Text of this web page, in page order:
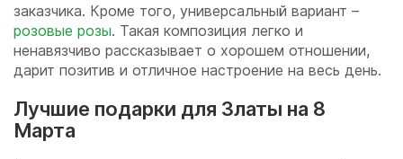
заказчика. Кроме того, универсальный вариант –
розовые розы. Такая композиция легко и
ненавязчиво рассказывает о хорошем отношении,
дарит позитив и отличное настроение на весь день.
Лучшие подарки для Златы на 8
Марта